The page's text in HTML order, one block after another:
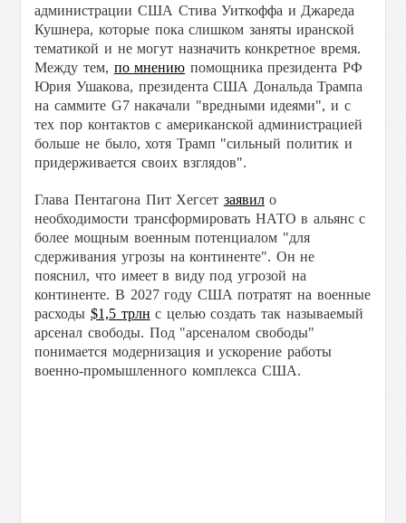
администрации США Стива Уиткоффа и Джареда
Кушнера, которые пока слишком заняты иранской
тематикой и не могут назначить конкретное время.
Между тем, по мнению помощника президента РФ
Юрия Ушакова, президента США Дональда Трампа
на саммите G7 накачали "вредными идеями", и с
тех пор контактов с американской администрацией
больше не было, хотя Трамп "сильный политик и
придерживается своих взглядов".
Глава Пентагона Пит Хегсет заявило
необходимости трансформировать НАТО в альянс с
более мощным военным потенциалом "для
сдерживания угрозы на континенте". Он не
пояснил, что имеет в виду под угрозой на
континенте. В 2027 году США потратят на военные
расходы$1,5 трлн с целью создать так называемый
арсенал свободы. Под "арсеналом свободы"
понимается модернизация и ускорение работы
военно-промышленного комплекса США.